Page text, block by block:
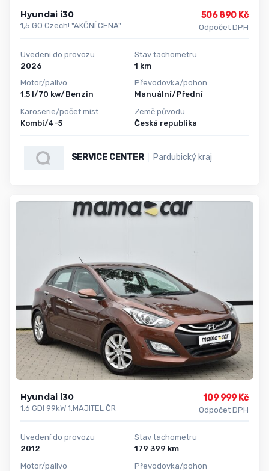
Hyundai i30
1,5 GO Czech! "AKČNÍ CENA"
506 890 Kč
Odpočet DPH
Uvedení do provozu
2026
Motor/palivo
1,5 l/70 kw/Benzin
Karoserie/počet míst
Kombi/4-5
Stav tachometru
1 km
Převodovka/pohon
Manuální/Přední
Země původu
Česká republika
SERVICE CENTER Pardubický kraj
Hyundai i30
1.6 GDI 99kW 1.MAJITEL ČR
109 999 Kč
Odpočet DPH
Uvedení do provozu
2012
Motor/palivo
Stav tachometru
179 399 km
Převodovka/pohon